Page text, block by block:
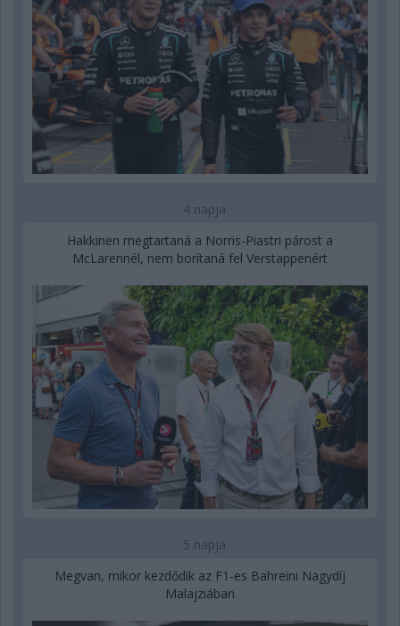
4 napja
Hakkinen megtartaná a Norris-Piastri párost a
McLarennél, nem borítaná fel Verstappenért
5 napja
Megvan, mikor kezdődik az F1-es Bahreini Nagydíj
Malajziában